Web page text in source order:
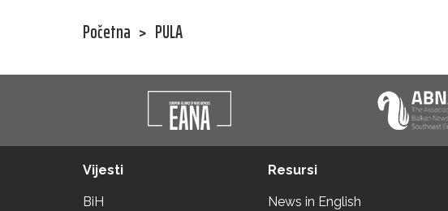
Početna > PULA
Vijesti
BiH
Resursi
News in English